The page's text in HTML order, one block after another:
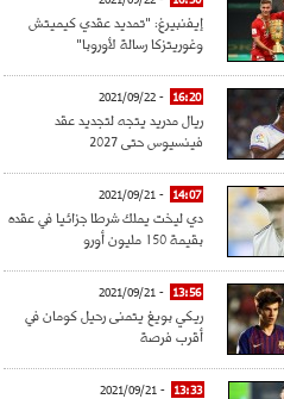
إيفنبيرغ: "تمديد عقدي كيميتش
وغوريتزكا رسالة لأوروبا"
16:20
- 2021/09/22
ريال مدريد يتجه لتجديد عقد
فينسيوس حتى 2027
14:07
- 2021/09/21
دي ليخت يملك شرطا جزائيا في عقده
بقيمة 150 مليون أورو
13:56
- 2021/09/21
ريكي بويغ يتمنى رحيل كومان في
أقرب فرصة
13:33
- 2021/09/21